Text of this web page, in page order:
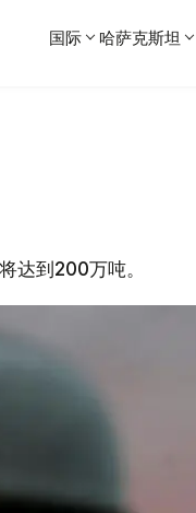
国际 哈萨克斯坦
达到200万吨。